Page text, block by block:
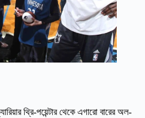
থ্রি-পয়েন্টার থেকে এগারো বারের অল-